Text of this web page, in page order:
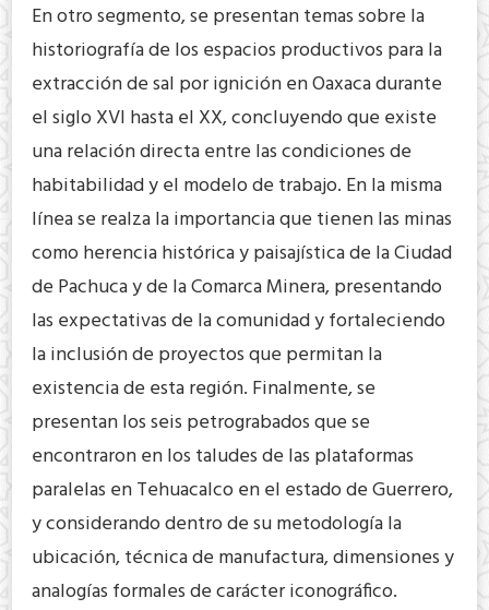
En otro segmento, se presentan temas sobre la
historiografía de los espacios productivos para la
extracción de sal por ignición en Oaxaca durante
el siglo XVI hasta el XX, concluyendo que existe
una relación directa entre las condiciones de
habitabilidad y el modelo de trabajo. En la misma
línea se realza la importancia que tienen las minas
como herencia histórica y paisajística de la Ciudad
de Pachuca y de la Comarca Minera, presentando
las expectativas de la comunidad y fortaleciendo
la inclusión de proyectos que permitan la
existencia de esta región. Finalmente, se
presentan los seis petrograbados que se
encontraron en los taludes de las plataformas
paralelas en Tehuacalco en el estado de Guerrero,
y considerando dentro de su metodología la
ubicación, técnica de manufactura, dimensiones y
analogías formales de carácter iconográfico.